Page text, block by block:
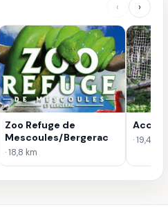
‹ ›
Zoo Refuge de
Mescoules/Bergerac
· 18,8 km
· 19,4 km